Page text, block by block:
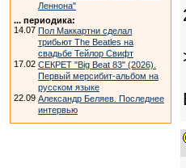
Леннона"
... периодика:
14.07 Пол Маккартни сделал
трибьют The Beatles на
свадьбе Тейлор Свифт
17.02 СЕКРЕТ "Big Beat 83" (2026).
Первый мерсибит-альбом на
русском языке
22.09 Александр Беляев. Последнее
интервью